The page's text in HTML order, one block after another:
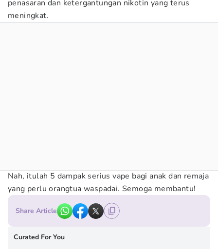
penasaran dan ketergantungan nikotin yang terus
meningkat.
Nah, itulah 5 dampak serius vape bagi anak dan remaja
yang perlu orangtua waspadai. Semoga membantu!
Share Article
Curated For You